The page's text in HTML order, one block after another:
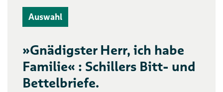
Auswahl
»Gnädigster Herr, ich habe
Familie« : Schillers Bitt- und
Bettelbriefe.